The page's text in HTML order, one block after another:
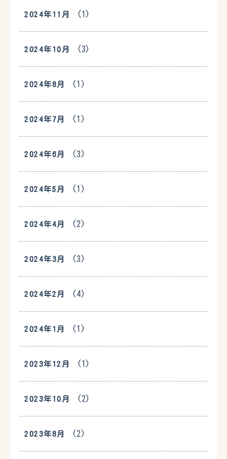
2024年11月 (1)
2024年10月 (3)
2024年8月 (1)
2024年7月 (1)
2024年6月 (3)
2024年5月 (1)
2024年4月 (2)
2024年3月 (3)
2024年2月 (4)
2024年1月 (1)
2023年12月 (1)
2023年10月 (2)
2023年8月 (2)